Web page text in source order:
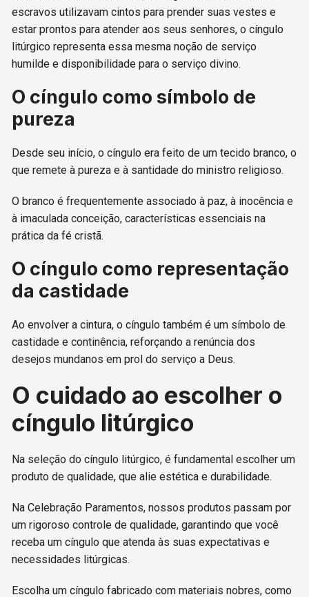
escravos utilizavam cintos para prender suas vestes e
estar prontos para atender aos seus senhores, o cíngulo
litúrgico representa essa mesma noção de serviço
humilde e disponibilidade para o serviço divino.
O cíngulo como símbolo de
pureza
Desde seu início, o cíngulo era feito de um tecido branco, o
que remete à pureza e à santidade do ministro religioso.
O branco é frequentemente associado à paz, à inocência e
à imaculada conceição, características essenciais na
prática da fé cristã.
O cíngulo como representação
da castidade
Ao envolver a cintura, o cíngulo também é um símbolo de
castidade e continência, reforçando a renúncia dos
desejos mundanos em prol do serviço a Deus.
O cuidado ao escolher o
cíngulo litúrgico
Na seleção do cíngulo litúrgico, é fundamental escolher um
produto de qualidade, que alie estética e durabilidade.
Na Celebração Paramentos, nossos produtos passam por
um rigoroso controle de qualidade, garantindo que você
receba um cíngulo que atenda às suas expectativas e
necessidades litúrgicas.
Escolha um cíngulo fabricado com materiais nobres, como